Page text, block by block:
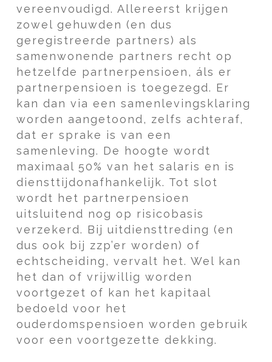
vereenvoudigd. Allereerst krijgen
zowel gehuwden (en dus
geregistreerde partners) als
samenwonende partners recht op
hetzelfde partnerpensioen, áls er
partnerpensioen is toegezegd. Er
kan dan via een samenlevingsklaring
worden aangetoond, zelfs achteraf,
dat er sprake is van een
samenleving. De hoogte wordt
maximaal 50% van het salaris en is
diensttijdonafhankelijk. Tot slot
wordt het partnerpensioen
uitsluitend nog op risicobasis
verzekerd. Bij uitdiensttreding (en
dus ook bij zzp’er worden) of
echtscheiding, vervalt het. Wel kan
het dan of vrijwillig worden
voortgezet of kan het kapitaal
bedoeld voor het
ouderdomspensioen worden gebruik
voor een voortgezette dekking.